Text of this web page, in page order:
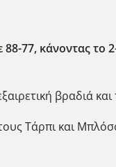
88-77, κάνοντας το
βραδιά και
Τάρπι και